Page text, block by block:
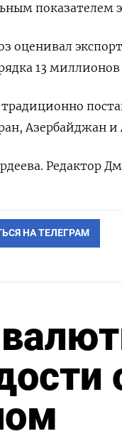
показателем
⁠оценивал
13
традиционно
Азербайджан и
Редактор
НА ТЕЛЕГРАМ